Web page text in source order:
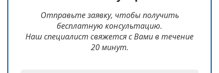
Отправьте заявку, чтобы получить
бесплатную консультацию.
Наш специалист свяжется с Вами в течение
20 минут.